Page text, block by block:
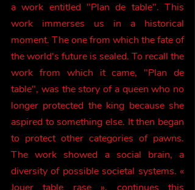
a work entitled "Plan de table". This
work immerses us in a historical
moment. The one from which the fate of
the world's future is sealed. To recall the
work from which it came, "Plan de
table", was the story of a queen who no
longer protected the king because she
aspired to something else. It then began
to protect other categories of pawns.
The work showed a social brain, a
diversity of possible societal systems. «